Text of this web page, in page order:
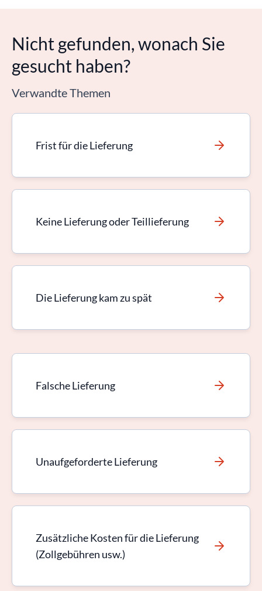
Nicht gefunden, wonach Sie
gesucht haben?
Verwandte Themen
Frist für die Lieferung
Keine Lieferung oder Teillieferung
Die Lieferung kam zu spät
Falsche Lieferung
Unaufgeforderte Lieferung
Zusätzliche Kosten für die Lieferung
(Zollgebühren usw.)